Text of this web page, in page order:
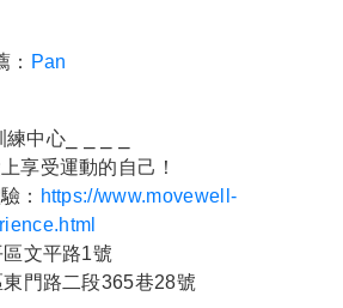
Pan
練中心⎯ ⎯ ⎯ ⎯
享受運動的自己！
： https://www.movewell-
文平路1號
門路二段365巷28號